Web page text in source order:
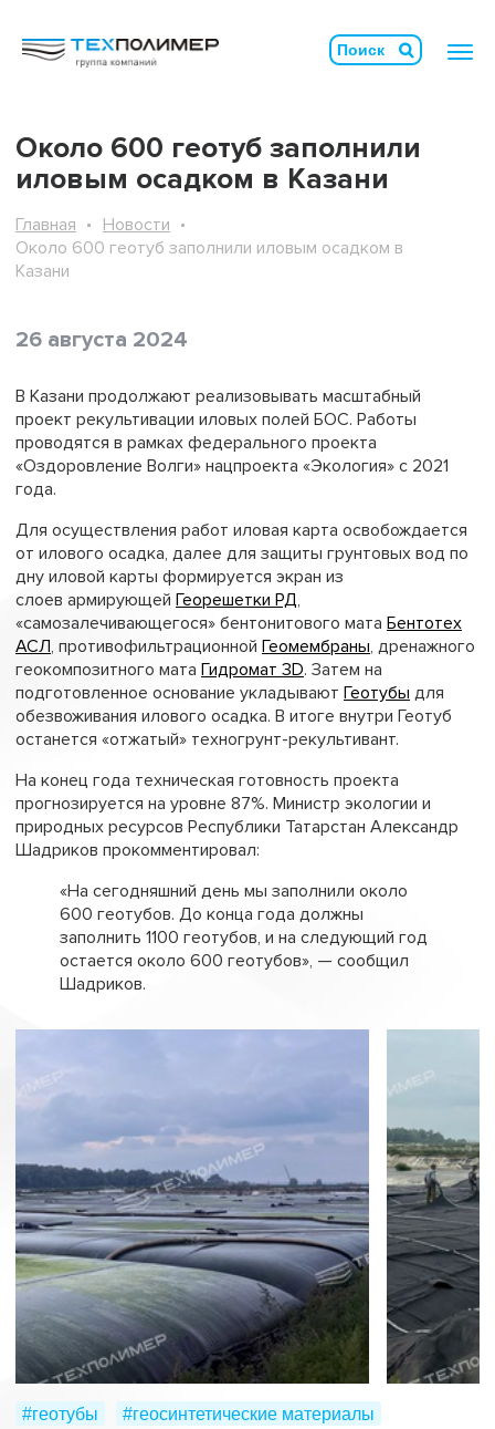
Около 600 геотуб заполнили
иловым осадком в Казани
Главная
Новости
Около 600 геотуб заполнили иловым осадком в
Казани
26 августа 2024
В Казани продолжают реализовывать масштабный
проект рекультивации иловых полей БОС. Работы
проводятся в рамках федерального проекта
«Оздоровление Волги» нацпроекта «Экология» с 2021
года.
Для осуществления работ иловая карта освобождается
от илового осадка, далее для защиты грунтовых вод по
дну иловой карты формируется экран из
слоев армирующей Георешетки РД,
«самозалечивающегося» бентонитового мата Бентотех
АСЛ, противофильтрационной Геомембраны, дренажного
геокомпозитного мата Гидромат 3D. Затем на
подготовленное основание укладывают Геотубы для
обезвоживания илового осадка. В итоге внутри Геотуб
останется «отжатый» техногрунт-рекультивант.
На конец года техническая готовность проекта
прогнозируется на уровне 87%. Министр экологии и
природных ресурсов Республики Татарстан Александр
Шадриков прокомментировал:
«На сегодняшний день мы заполнили около
600 геотубов. До конца года должны
заполнить 1100 геотубов, и на следующий год
остается около 600 геотубов», — сообщил
Шадриков.
#геотубы
#геосинтетические материалы